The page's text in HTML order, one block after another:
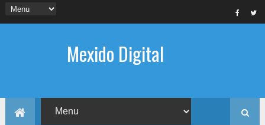
Mexido Digital